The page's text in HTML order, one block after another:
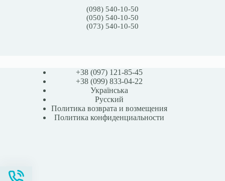
(098) 540-10-50
(050) 540-10-50
(073) 540-10-50
+38 (097) 121-85-45
+38 (099) 833-04-22
Українська
Русский
Политика возврата и возмещения
Политика конфиденциальности